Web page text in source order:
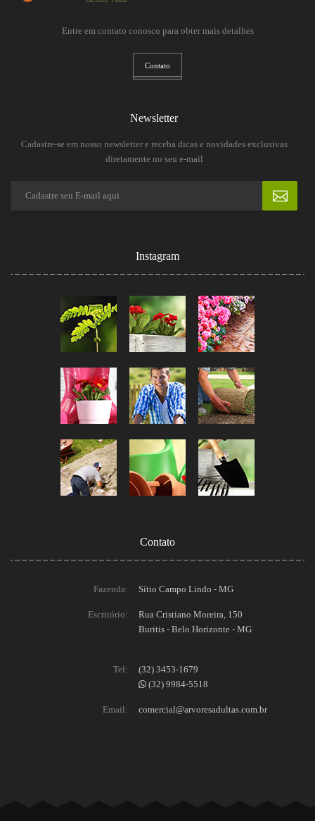
Entre em contato conosco para obter mais detalhes
Contato
Newsletter
Cadastre-se em nosso newsletter e receba dicas e novidades exclusivas
diretamente no seu e-mail
Instagram
Contato
Fazenda: Sítio Campo Lindo - MG
Escritório:
Rua Cristiano Moreira, 150
Buritis - Belo Horizonte - MG
Tel:
(32) 3453-1679
(32) 9984-5518
Email: comercial@arvoresadultas.com.br